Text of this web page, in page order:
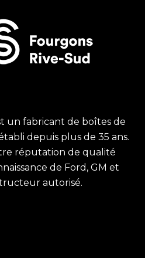
un fabricant de boîtes de
depuis plus de 35 ans.
réputation de qualité
de Ford, GM et
autorisé.